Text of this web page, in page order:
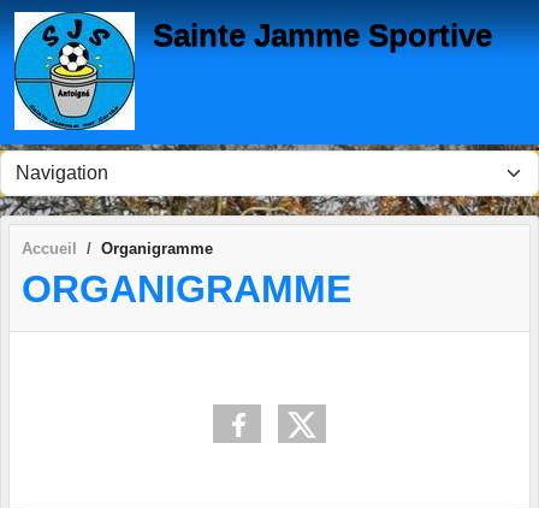
Sainte Jamme Sportive
Accueil Organigramme
ORGANIGRAMME
Panneau de gestion des cookies